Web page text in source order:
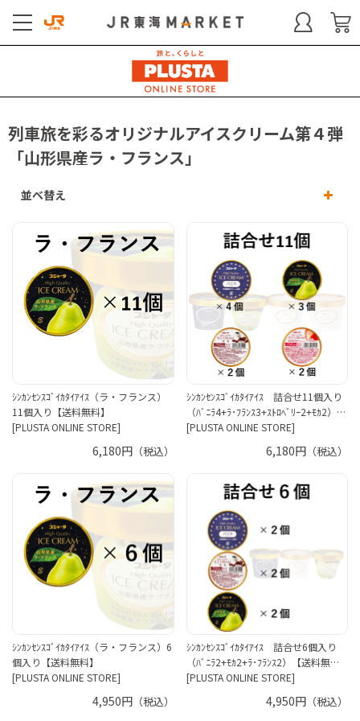
列車旅を彩るオリジナルアイスクリーム第４弾
「山形県産ラ・フランス」
並べ替え
ｼﾝｶﾝｾﾝｽｺﾞｲｶﾀｲｱｲｽ（ラ・フランス）
11個入り【送料無料】
[PLUSTA ONLINE STORE]
6,180円（税込）
ｼﾝｶﾝｾﾝｽｺﾞｲｶﾀｲｱｲｽ 詰合せ11個入り
（ﾊﾞﾆﾗ4+ﾗ･ﾌﾗﾝｽ3+ｽﾄﾛﾍﾞﾘｰ2+ﾓｶ2）…
[PLUSTA ONLINE STORE]
6,180円 （税込）
ｼﾝｶﾝｾﾝｽｺﾞｲｶﾀｲｱｲｽ（ラ・フランス）6
個入り【送料無料】
[PLUSTA ONLINE STORE]
4,950円（税込）
ｼﾝｶﾝｾﾝｽｺﾞｲｶﾀｲｱｲｽ 詰合せ6個入り
（ﾊﾞﾆﾗ2+ﾓｶ2+ﾗ･ﾌﾗﾝｽ2）【送料無…
[PLUSTA ONLINE STORE]
4,950円 （税込）